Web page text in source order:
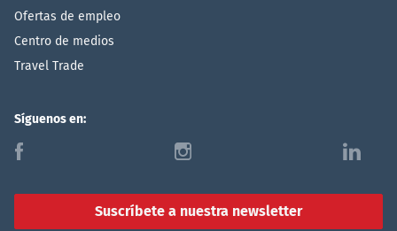
Ofertas de empleo
Centro de medios
Travel Trade
Síguenos en:
f i l
Suscríbete a nuestra newsletter